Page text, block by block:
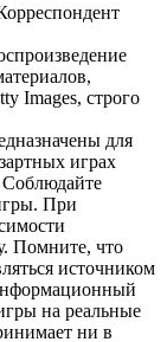
Images, строго
для
играх
Соблюдайте
При
Помните, что
источником
на реальные
ни в